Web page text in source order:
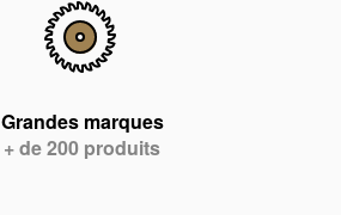
Grandes marques
+ de 200 produits